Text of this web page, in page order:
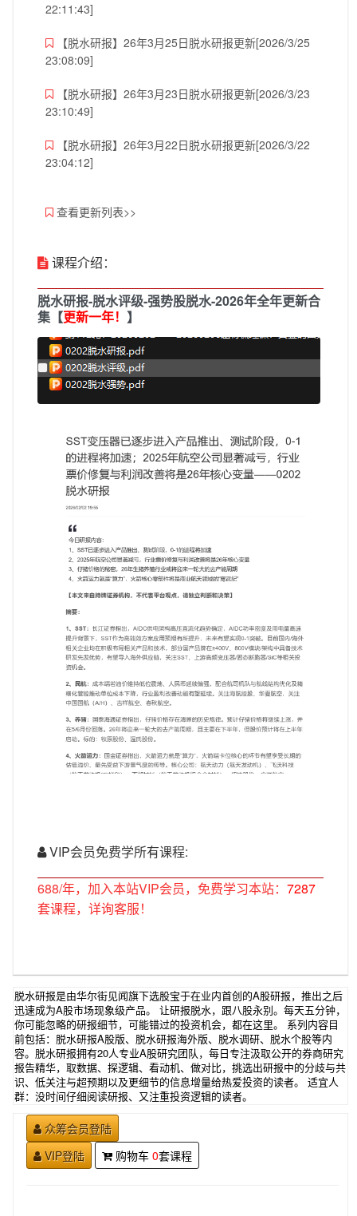
22:11:43]
【脱水研报】26年3月25日脱水研报更新[2026/3/25
23:08:09]
【脱水研报】26年3月23日脱水研报更新[2026/3/23
23:10:49]
【脱水研报】26年3月22日脱水研报更新[2026/3/22
23:04:12]
查看更新列表>>
课程介绍：
脱水研报-脱水评级-强势股脱水-2026年全年更新合
集【更新一年！ 】
VIP会员免费学所有课程:
688/年，加入本站VIP会员，免费学习本站： 7287
套课程，详询客服！
脱水研报是由华尔街见闻旗下选股宝于在业内首创的A股研报，推出之后
迅速成为A股市场现象级产品。 让研报脱水，跟八股永别。每天五分钟，
你可能忽略的研报细节，可能错过的投资机会，都在这里。 系列内容目
前包括：脱水研报A股版、脱水研报海外版、脱水调研、脱水个股等内
容。脱水研报拥有20人专业A股研究团队，每日专注汲取公开的券商研究
报告精华，取数据、探逻辑、看动机、做对比，挑选出研报中的分歧与共
识、低关注与超预期以及更细节的信息增量给热爱投资的读者。 适宜人
群：没时间仔细阅读研报、又注重投资逻辑的读者。
众筹会员登陆
VIP登陆
购物车 0套课程